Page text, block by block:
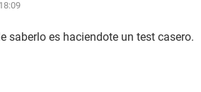
saberlo es haciendote un test casero.